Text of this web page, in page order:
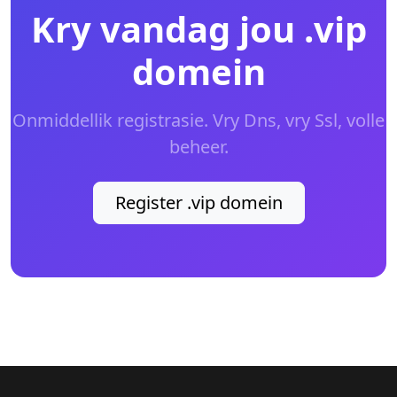
Kry vandag jou .vip
domein
Onmiddellik registrasie. Vry Dns, vry Ssl, volle
beheer.
Register .vip domein